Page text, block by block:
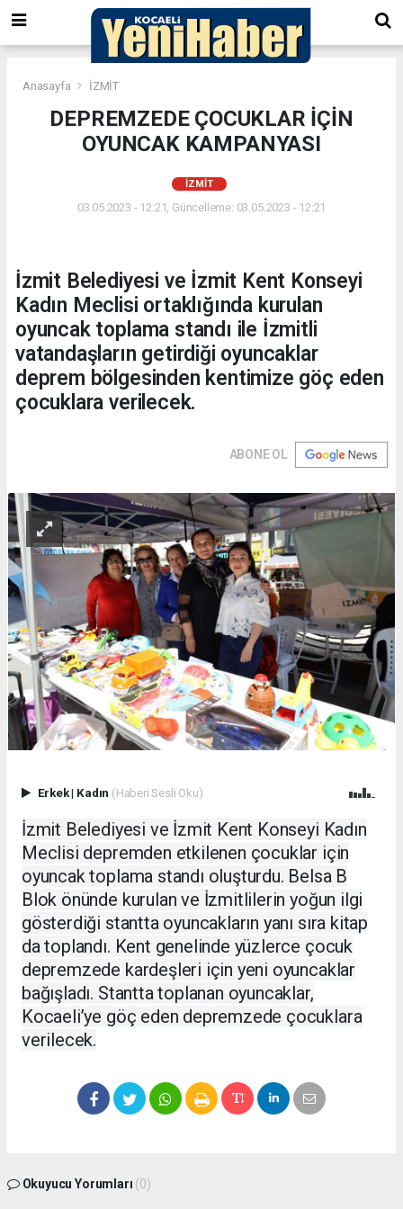
Anasayfa İZMİT
DEPREMZEDE ÇOCUKLAR İÇİN
OYUNCAK KAMPANYASI
İZMİT
03.05.2023 - 12:21, Güncelleme: 03.05.2023 - 12:21
İzmit Belediyesi ve İzmit Kent Konseyi
Kadın Meclisi ortaklığında kurulan
oyuncak toplama standı ile İzmitli
vatandaşların getirdiği oyuncaklar
deprem bölgesinden kentimize göç eden
çocuklara verilecek.
ABONE OL
Erkek| Kadın (Haberi Sesli Oku)
İzmit Belediyesi ve İzmit Kent Konseyi Kadın
Meclisi depremden etkilenen çocuklar için
oyuncak toplama standı oluşturdu. Belsa B
Blok önünde kurulan ve İzmitlilerin yoğun ilgi
gösterdiği stantta oyuncakların yanı sıra kitap
da toplandı. Kent genelinde yüzlerce çocuk
depremzede kardeşleri için yeni oyuncaklar
bağışladı. Stantta toplanan oyuncaklar,
Kocaeli’ye göç eden depremzede çocuklara
verilecek.
Okuyucu Yorumları (0)